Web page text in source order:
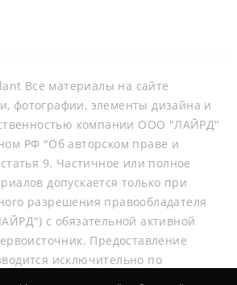
Все материалы на сайте
фотографии, элементы дизайна и
компании ООО "ЛАЙРД"
РФ "Об авторском праве и
9. Частичное или полное
допускается только при
разрешения правообладателя
с обязательной активной
Предоставление
исключительно по